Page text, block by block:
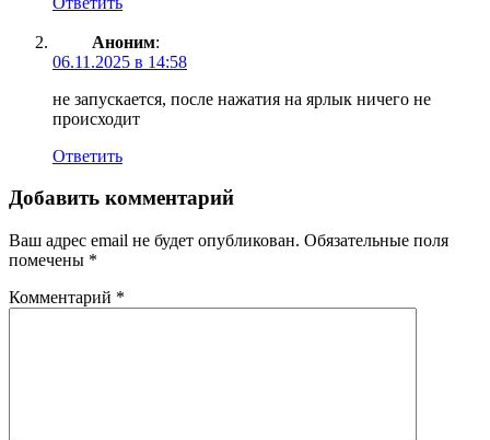
Аноним:
06.11.2025 в 14:58
не запускается, после нажатия на ярлык ничего не
происходит
Ответить
Добавить комментарий
Ваш адрес email не будет опубликован. Обязательные поля
помечены *
Комментарий *